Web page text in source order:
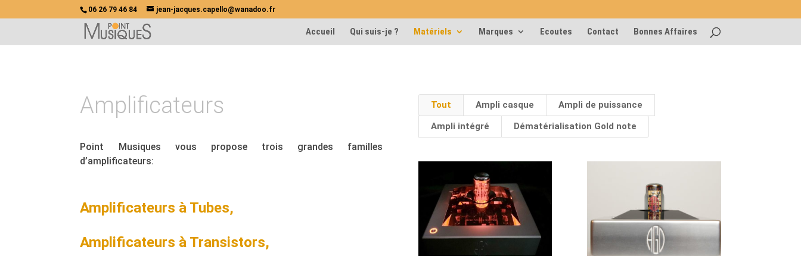
06 26 79 46 84 jean-jacques.capello@wanadoo.fr
Accueil Qui suis-je ? Matériels Marques Ecoutes Contact Bonnes Affaires
Amplificateurs
Point Musiques vous propose trois grandes familles
d’amplificateurs:
Amplificateurs à Tubes,
Amplificateurs à Transistors,
Tout Ampli casque
Ampli de puissance
Ampli intégré
Dématérialisation Gold note